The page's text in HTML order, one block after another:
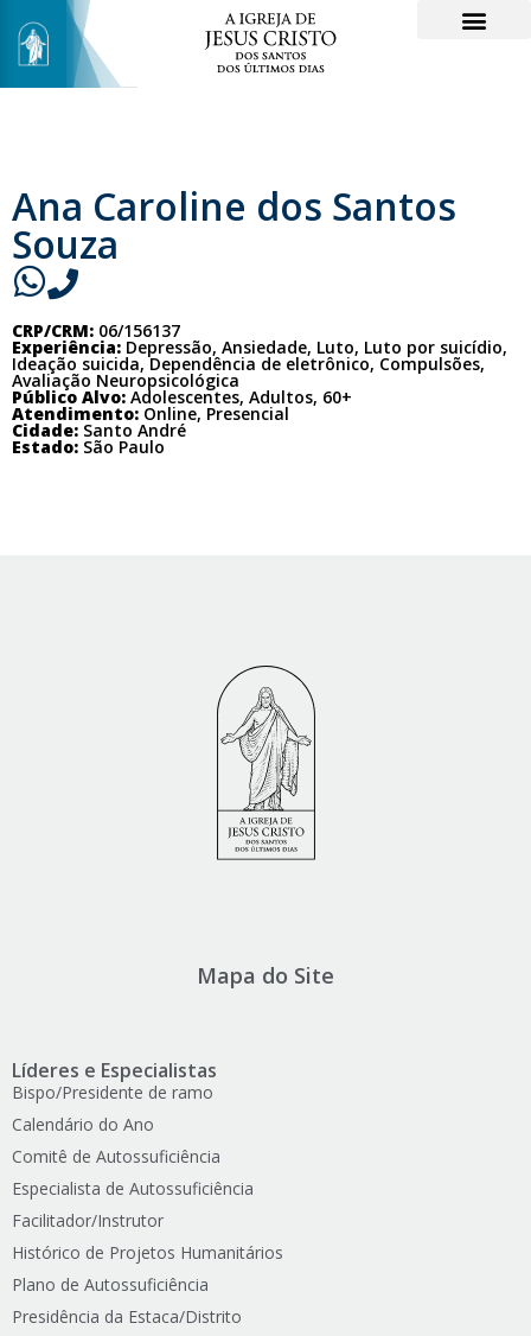
Ana Caroline dos Santos
Souza
CRP/CRM: 06/156137
Experiência: Depressão, Ansiedade, Luto, Luto por suicídio,
Ideação suicida, Dependência de eletrônico, Compulsões,
Avaliação Neuropsicológica
Público Alvo: Adolescentes, Adultos, 60+
Atendimento: Online, Presencial
Cidade: Santo André
Estado: São Paulo
Mapa do Site
Líderes e Especialistas
Bispo/Presidente de ramo
Calendário do Ano
Comitê de Autossuficiência
Especialista de Autossuficiência
Facilitador/Instrutor
Histórico de Projetos Humanitários
Plano de Autossuficiência
Presidência da Estaca/Distrito